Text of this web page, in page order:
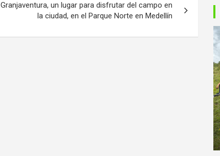
Granjaventura, un lugar para disfrutar del campo en
la ciudad, en el Parque Norte en Medellín